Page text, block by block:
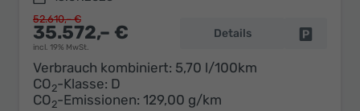
35.572,– €
incl. 19% MwSt.
52.610,– €
Details
Verbrauch kombiniert: 5,70 l/100km
CO2-Klasse: D
CO2-Emissionen: 129,00 g/km